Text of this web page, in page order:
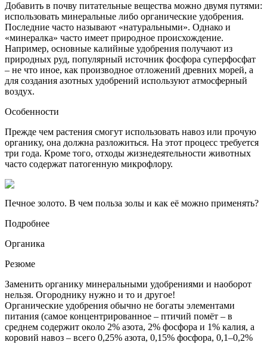
Добавить в почву питательные вещества можно двумя путями:
использовать минеральные либо органические удобрения.
Последние часто называют «натуральными». Однако и
«минералка» часто имеет природное происхождение.
Например, основные калийные удобрения получают из
природных руд, популярный источник фосфора суперфосфат
– не что иное, как производное отложений древних морей, а
для создания азотных удобрений используют атмосферный
воздух.
Особенности
Прежде чем растения смогут использовать навоз или прочую
органику, она должна разложиться. На этот процесс требуется
три года. Кроме того, отходы жизнедеятельности животных
часто содержат патогенную микрофлору.
Печное золото. В чем польза золы и как её можно применять?
Подробнее
Органика
Резюме
Заменить органику минеральными удобрениями и наоборот
нельзя. Огороднику нужно и то и другое!
Органические удобрения обычно не богаты элементами
питания (самое концентрированное – птичий помёт – в
среднем содержит около 2% азота, 2% фосфора и 1% калия, а
коровий навоз – всего 0,25% азота, 0,15% фосфора, 0,1–0,2%